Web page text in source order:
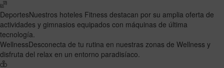
DeportesNuestros hoteles Fitness destacan por su amplia oferta de
actividades y gimnasios equipados con máquinas de última
tecnología.
WellnessDesconecta de tu rutina en nuestras zonas de Wellness y
disfruta del relax en un entorno paradisíaco.